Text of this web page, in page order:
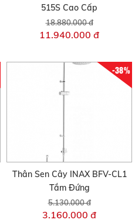
515S Cao Cấp
18.880.000 đ
11.940.000 đ
-38%
Thân Sen Cây INAX BFV-CL1
Tắm Đứng
5.130.000 đ
3.160.000 đ